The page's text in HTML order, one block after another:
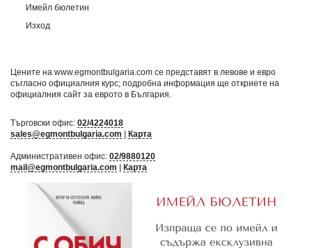
Имейл бюлетин
Изход
Цените на www.egmontbulgaria.com се представят в левове и евро
съгласно официалния курс; подробна информация ще откриете на
официалния сайт за еврото в България
Търговски офис: 02/4224018
sales@egmontbulgaria.com
Карта
Административен офис: 02/9880120
mail@egmontbulgaria.com
Карта